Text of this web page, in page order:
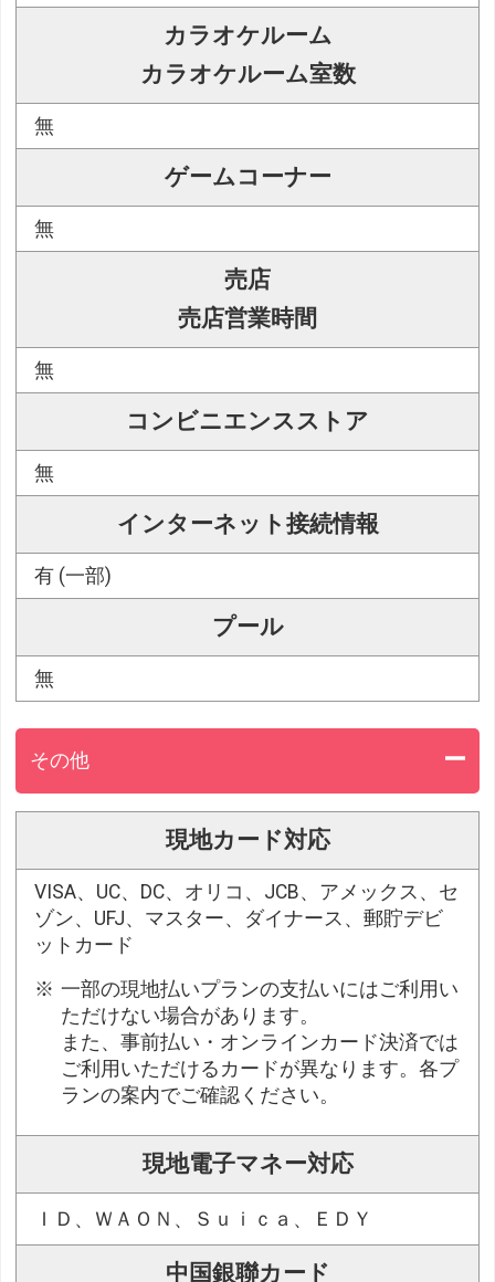
カラオケルーム
カラオケルーム室数
無
ゲームコーナー
無
売店
売店営業時間
無
コンビニエンスストア
無
インターネット接続情報
有 (一部)
プール
無
その他
現地カード対応
VISA、UC、DC、オリコ、JCB、アメックス、セ
ゾン、UFJ、マスター、ダイナース、郵貯デビ
ットカード
一部の現地払いプランの支払いにはご利用い
ただけない場合があります。
また、事前払い・オンラインカード決済では
ご利用いただけるカードが異なります。各プ
ランの案内でご確認ください。
現地電子マネー対応
ＩＤ、ＷＡＯＮ、Ｓｕｉｃａ、ＥＤＹ
中国銀聯カード